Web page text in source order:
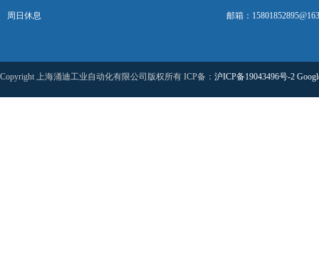
周日休息 邮箱：
Copyright 上海涌迪工业自动化有限公司版权所有 ICP备： 沪ICP备19043496号-2